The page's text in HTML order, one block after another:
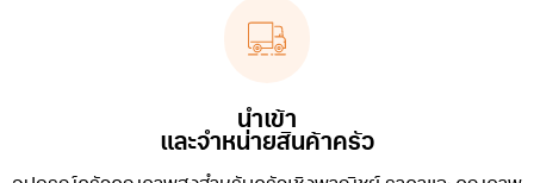
นำเข้า
และจำหน่ายสินค้าครัว